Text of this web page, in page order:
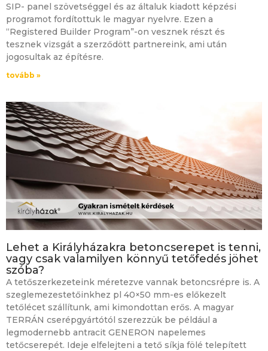
SIP- panel szövetséggel és az általuk kiadott képzési
programot fordítottuk le magyar nyelvre. Ezen a
“Registered Builder Program”-on vesznek részt és
tesznek vizsgát a szerződött partnereink, ami után
jogosultak az építésre.
tovább »
Lehet a Királyházakra betoncserepet is tenni,
vagy csak valamilyen könnyű tetőfedés jöhet
szóba?
A tetőszerkezeteink méretezve vannak betoncsrépre is. A
szeglemezestetőinkhez pl 40×50 mm-es előkezelt
tetőlécet szállítunk, ami kimondottan erős. A magyar
TERRÁN cserépgyártótól szerezzük be például a
legmodernebb antracit GENERON napelemes
tetőcserepét. Ideje elfelejteni a tető síkja fölé telepített